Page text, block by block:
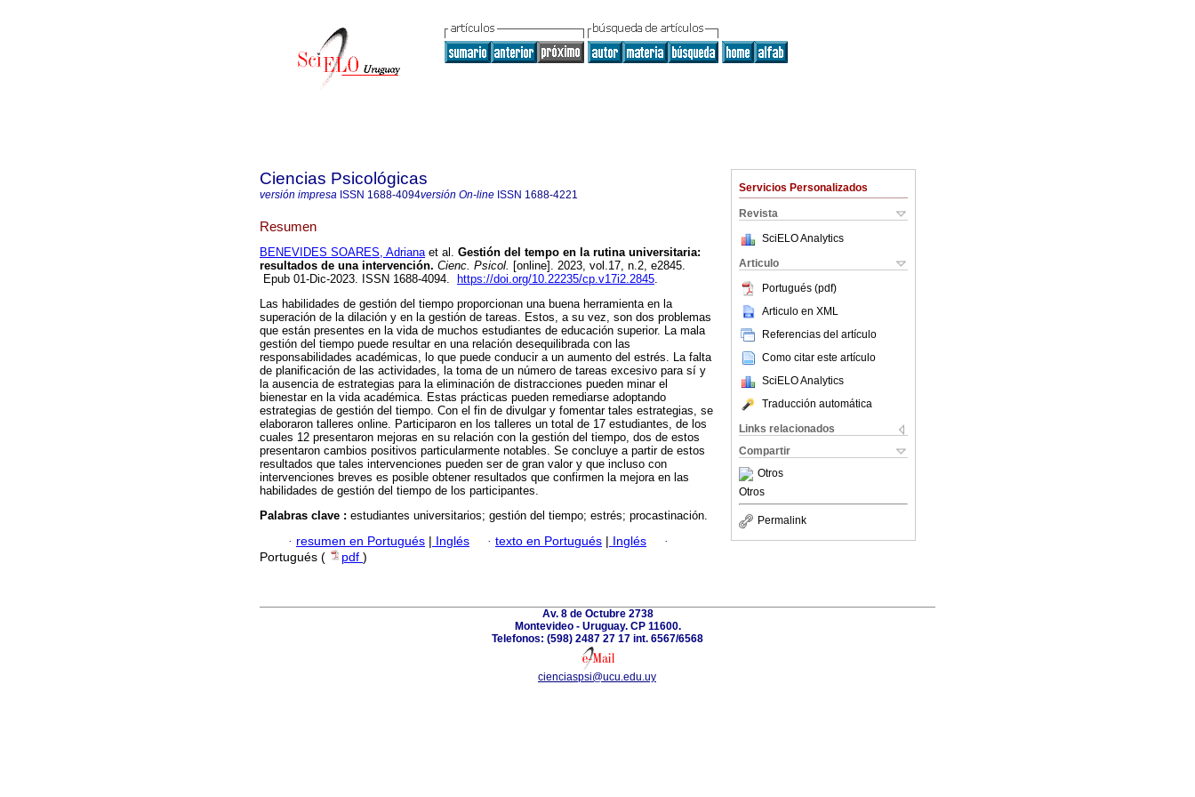
Servicios Personalizados
Revista
SciELO Analytics
Articulo
Portugués (pdf)
Articulo en XML
Referencias del artículo
Como citar este artículo
SciELO Analytics
Traducción automática
Links relacionados
Compartir
Otros
Otros
Permalink
Ciencias Psicológicas
versión impresa ISSN 1688-4094versión On-line ISSN 1688-4221
Resumen
BENEVIDES SOARES, Adrianaet al. Gestión del tempo en la rutina universitaria:
resultados de una intervención. Cienc. Psicol. [online]. 2023, vol.17, n.2, e2845.
Epub 01-Dic-2023. ISSN 1688-4094.
https://doi.org/10.22235/cp.v17i2.2845.
Las habilidades de gestión del tiempo proporcionan una buena herramienta en la
superación de la dilación y en la gestión de tareas. Estos, a su vez, son dos problemas
que están presentes en la vida de muchos estudiantes de educación superior. La mala
gestión del tiempo puede resultar en una relación desequilibrada con las
responsabilidades académicas, lo que puede conducir a un aumento del estrés. La falta
de planificación de las actividades, la toma de un número de tareas excesivo para sí y
la ausencia de estrategias para la eliminación de distracciones pueden minar el
bienestar en la vida académica. Estas prácticas pueden remediarse adoptando
estrategias de gestión del tiempo. Con el fin de divulgar y fomentar tales estrategias, se
elaboraron talleres online. Participaron en los talleres un total de 17 estudiantes, de los
cuales 12 presentaron mejoras en su relación con la gestión del tiempo, dos de estos
presentaron cambios positivos particularmente notables. Se concluye a partir de estos
resultados que tales intervenciones pueden ser de gran valor y que incluso con
intervenciones breves es posible obtener resultados que confirmen la mejora en las
habilidades de gestión del tiempo de los participantes.
Palabras clave : estudiantes universitarios; gestión del tiempo; estrés; procastinación.
· resumen en Portugués | Inglés · texto en Portugués | Inglés
·
Portugués (
pdf )
Av. 8 de Octubre 2738
Montevideo - Uruguay. CP 11600.
Telefonos: (598) 2487 27 17 int. 6567/6568
cienciaspsi@ucu.edu.uy